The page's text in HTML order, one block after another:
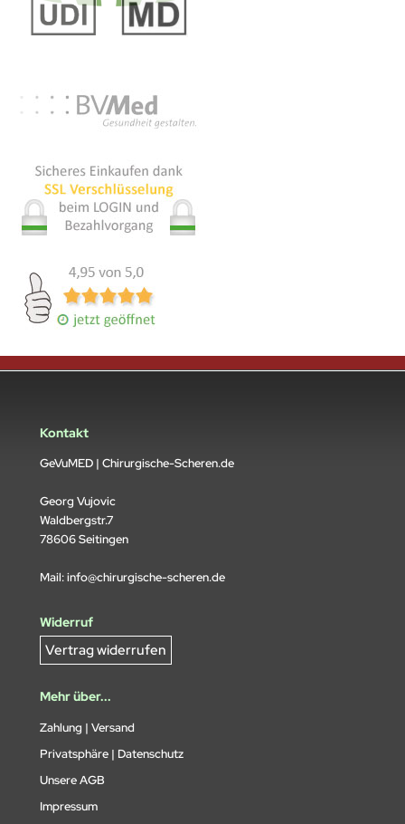
Kontakt
GeVuMED | Chirurgische-Scheren.de
Georg Vujovic
Waldbergstr.7
78606 Seitingen
Mail:info@chirurgische-scheren.de
Widerruf
Vertrag widerrufen
Mehr über...
Zahlung | Versand
Privatsphäre | Datenschutz
Unsere AGB
Impressum